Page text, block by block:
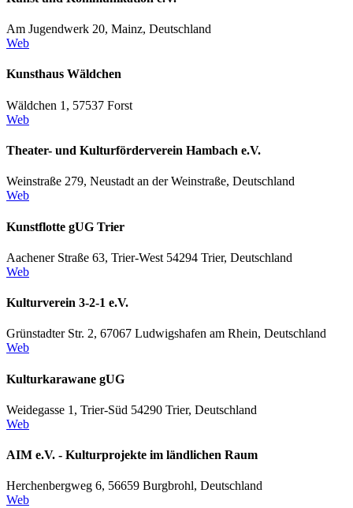
Am Jugendwerk 20, Mainz, Deutschland
Web
Kunsthaus Wäldchen
Wäldchen 1, 57537 Forst
Web
Theater- und Kulturförderverein Hambach e.V.
Weinstraße 279, Neustadt an der Weinstraße, Deutschland
Web
Kunstflotte gUG Trier
Aachener Straße 63, Trier-West 54294 Trier, Deutschland
Web
Kulturverein 3-2-1 e.V.
Grünstadter Str. 2, 67067 Ludwigshafen am Rhein, Deutschland
Web
Kulturkarawane gUG
Weidegasse 1, Trier-Süd 54290 Trier, Deutschland
Web
AIM e.V. - Kulturprojekte im ländlichen Raum
Herchenbergweg 6, 56659 Burgbrohl, Deutschland
Web